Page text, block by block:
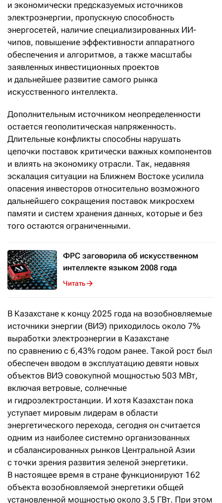
и экономически предсказуемых источников
электроэнергии, пропускную способность
энергосетей, наличие специализированных ИИ-
чипов, повышение эффективности аппаратного
обеспечения и алгоритмов, а также масштабы
заявленных инвестиционных проектов
и дальнейшее развитие самого рынка
искусственного интеллекта.
Дополнительным источником неопределенности
остается геополитическая напряженность.
Длительные конфликты способны нарушать
цепочки поставок критически важных компонентов
и влиять на экономику отрасли. Так, недавняя
эскалация ситуации на Ближнем Востоке усилила
опасения инвесторов относительно возможного
дальнейшего сокращения поставок микросхем
памяти и систем хранения данных, которые и без
того остаются ограниченными.
ФРС заговорила об искусственном
интеллекте языком 2008 года
Читать
В Казахстане к концу 2025 года на возобновляемые
источники энергии (ВИЭ) приходилось около 7%
выработки электроэнергии в Казахстане
по сравнению с 6,43% годом ранее. Такой рост был
обеспечен вводом в эксплуатацию девяти новых
объектов ВИЭ совокупной мощностью 503 МВт,
включая ветровые, солнечные
и гидроэлектростанции. И хотя Казахстан пока
уступает мировым лидерам в области
энергетического перехода, сегодня он считается
одним из наиболее системно организованных
и сбалансированных рынков Центральной Азии
с точки зрения развития зеленой энергетики.
В настоящее время в стране функционируют 162
объекта возобновляемой энергетики общей
установленной мощностью около 3,5 ГВт. При этом